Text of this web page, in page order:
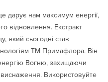
дарує нам максимум енергії,
відновлення. Екстракт
який сьогодні став
ТМ Примафлора. Він
Вогню, захищаючи
виснаження. Використовуйте